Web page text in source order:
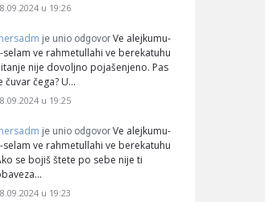
u 19:26
je unio odgovor Ve alejkumu-
selam ve rahmetullahi ve berekatuhu
nije dovoljno pojašenjeno. Pas
čuvar čega? U…
u 19:25
je unio odgovor Ve alejkumu-
selam ve rahmetullahi ve berekatuhu
se bojiš štete po sebe nije ti
u 19:23